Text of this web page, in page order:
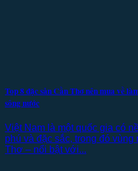
Top 8 đặc sản Cần Thơ nên mua về
sông nước
Việt Nam là một quốc gia có
phú và đặc sắc, trong đó
Thơ – nổi bật với...